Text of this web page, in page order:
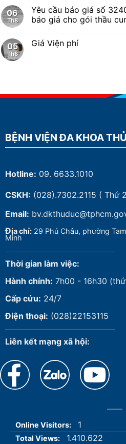
06
Th8
Yêu cầu báo giá số
báo giá cho gói thầu
05
Th8
Giá Viện phí
BỆNH VIỆN ĐA KHOA
Hotline: 09. 6633.1010
CSKH: (028).7302.2115 ( Thứ
Email:
Địa chỉ: 29 Phú Châu, phường
Minh
Thời gian làm việc:
Hành chính: 7h00 - 16h30
Cấp cứu: 24/7
Điện thoại: (028)22153115
Liên kết mạng xã hội:
Online Visitors: 1
Total Views: 1.410.622